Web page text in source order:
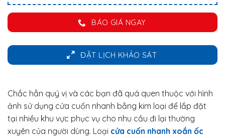
BÁO GIÁ NGAY
ĐẶT LỊCH KHẢO SÁT
Chắc hẳn quý vị và các bạn đã quá quen thuộc với hình
ảnh sử dụng cửa cuốn nhanh bằng kim loại để lắp đặt
tại nhiều khu vực phục vụ cho nhu cầu đi lại thường
xuyên của người dùng. Loại cửa cuốn nhanh xoắn ốc